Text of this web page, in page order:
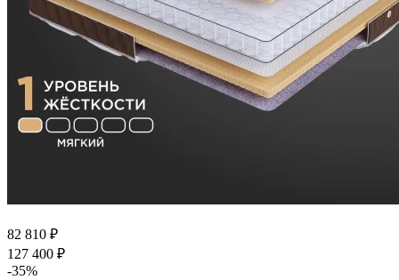
82 810 ₽
127 400 ₽
-35%